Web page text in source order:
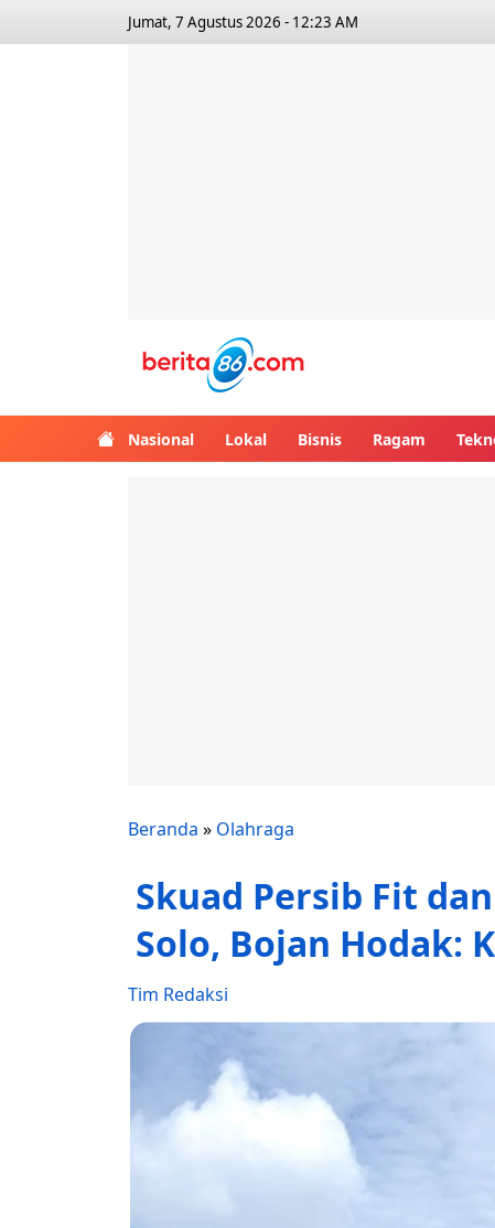
Jumat, 7 Agustus 2026 - 12:23 AM
Nasional Lokal Bisnis Ragam
Beranda » Olahraga
Skuad Persib Fit
Solo, Bojan Hodak:
Tim Redaksi